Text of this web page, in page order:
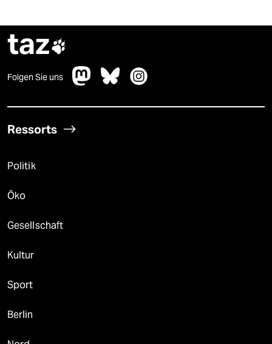
taz
Folgen Sie uns
Ressorts
Politik
Öko
Gesellschaft
Kultur
Sport
Berlin